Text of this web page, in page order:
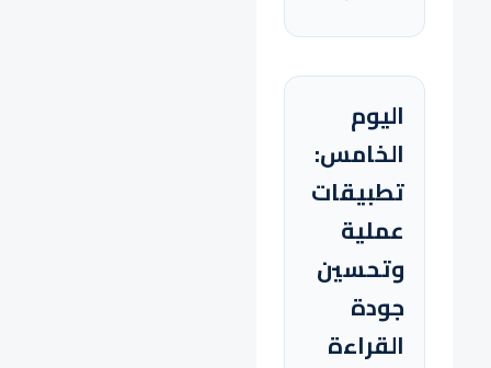
اليوم
الخامس:
تطبيقات
عملية
وتحسين
جودة
القراءة